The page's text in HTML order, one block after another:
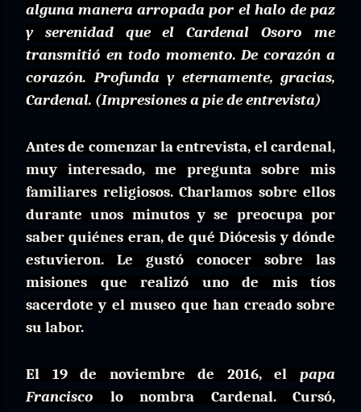
alguna manera arropada por el halo de paz
y serenidad que el Cardenal Osoro me
transmitió en todo momento. De corazón a
corazón. Profunda y eternamente, gracias,
Cardenal. (Impresiones a pie de entrevista)
Antes de comenzar la entrevista, el cardenal,
muy interesado, me pregunta sobre mis
familiares religiosos. Charlamos sobre ellos
durante unos minutos y se preocupa por
saber quiénes eran, de qué Diócesis y dónde
estuvieron. Le gustó conocer sobre las
misiones que realizó uno de mis tíos
sacerdote y el museo que han creado sobre
su labor.
El 19 de noviembre de 2016, el papa
Francisco lo nombra Cardenal. Cursó,